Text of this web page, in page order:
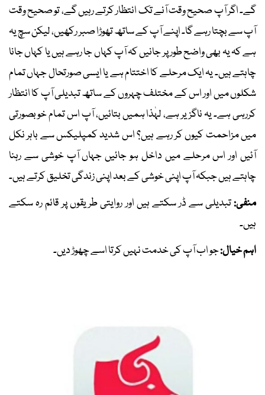
گے۔ اگر آپ صحیح وقت آنے تک انتظار کرتے رہیں گے، تو صحیح وقت
آپ سے بچتا رہے گا۔ اپنے آپ کے ساتھ تھوڑا صبر رکھیں، لیکن سچ یہ
ہے کہ یہ بھی واضح طور پر جانیں کہ آپ کہاں جا رہے ہیں یا کہاں جانا
چاہتے ہیں۔ یہ ایک مرحلے کا اختتام ہے یا ایسی صورتحال جہاں تمام
شکلوں میں اور اس کے مختلف چہروں کے ساتھ تبدیلی آپ کا انتظار
کررہی ہے۔ یہ ناگزیر ہے، لہٰذا ہمیں بتائیں، آپ اس تمام خوبصورتی
میں مزاحمت کیوں کر رہے ہیں؟ اس شدید کمپلیکس سے باہر نکل
آئیں اور اس مرحلے میں داخل ہو جائیں جہاں آپ خوشی سے رہنا
چاہتے ہیں جبکہ آپ اپنی خوشی کے بعد اپنی زندگی تخلیق کرتے ہیں۔
منفی:تبدیلی سے ڈر سکتے ہیں اور روایتی طریقوں پر قائم رہ سکتے
ہیں۔
اہم خیال:جو اب آپ کی خدمت نہیں کرتا اسے چھوڑ دیں۔